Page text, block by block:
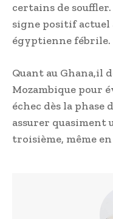
certains de
signe positif actuel
égyptienne fébrile.
Quant au Ghana,il
Mozambique pour
échec dès la phase
assurer quasiment
troisième, même